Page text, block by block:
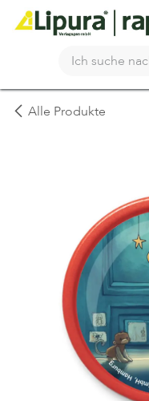
Zum Inhalt springen
Alle Produkte